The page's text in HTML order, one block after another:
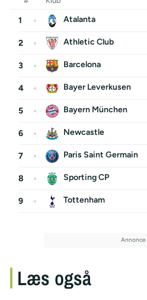
1 Atalanta
2 Athletic Club
3 Barcelona
4 Bayer Leverkusen
5 Bayern München
6 Newcastle
7 Paris Saint Germain
8 Sporting CP
9 Tottenham